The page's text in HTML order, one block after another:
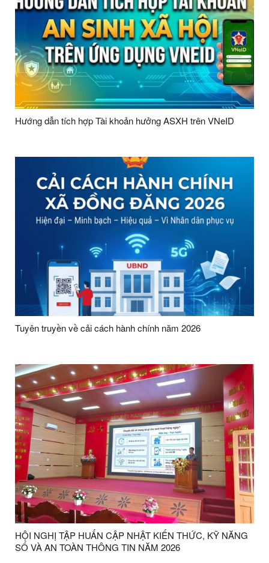
Hướng dẫn tích hợp Tài khoản hưởng ASXH trên VNeID
Tuyên truyền về cải cách hành chính năm 2026
HỘI NGHỊ TẬP HUẤN CẬP NHẬT KIẾN THỨC, KỸ NĂNG
SỐ VÀ AN TOÀN THÔNG TIN NĂM 2026